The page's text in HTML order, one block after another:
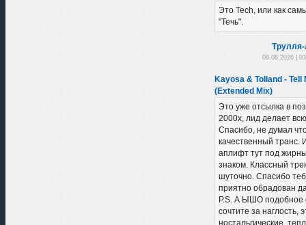
Это Tech, или как
"Течь".
06.08.2026 |
Kayosa & Tolland - Tell
(Extended Mix)
Это уже отсылка в
2000х, лид делает
Спасибо, не думал
качественный транс.
аплифт тут под
знаком. Классный
шуточно. Спасибо
приятно обрадован
P.S. А ЫШО подобное
сочтите за наглость,
ностальгические,